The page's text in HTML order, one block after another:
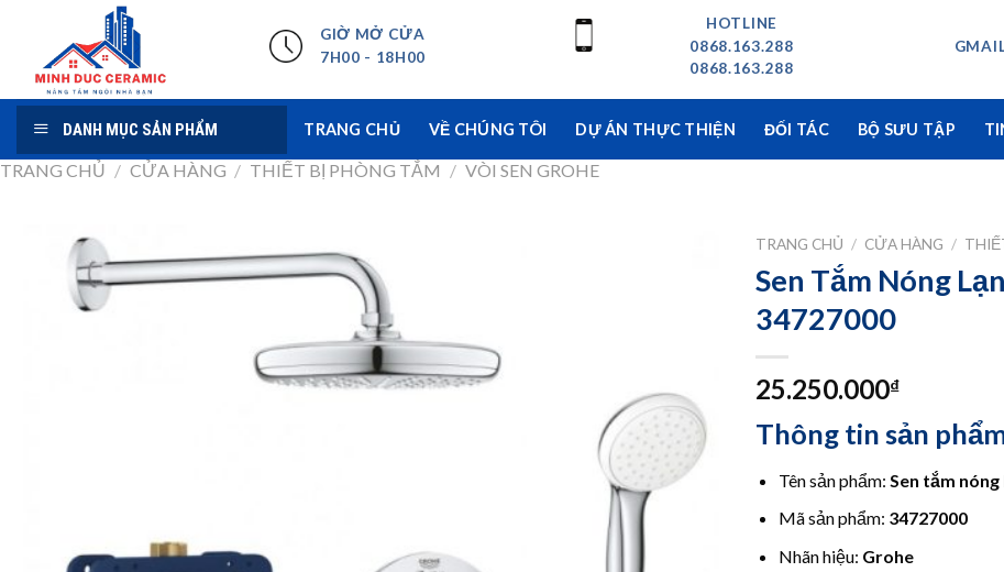
content
GIỜ MỞ CỬA
7H00 - 18H00
HOTLINE
0868.163.288
0868.163.288
DANH MỤC SẢN PHẨM TRANG CHỦ VỀ CHÚNG TÔI DỰ ÁN THỰC THIỆN ĐỐI TÁC BỘ SƯU TẬP
TRANG CHỦ / CỬA HÀNG / THIẾT BỊ PHÒNG TẮM / VÒI SEN GROHE
TRANG CHỦ / CỬA HÀNG /
Sen Tắm Nóng
34727000
25.250.000₫
Thông tin sản
Tên sản phẩm: Sen tắm nóng
Mã sản phẩm: 34727000
Nhãn hiệu: Grohe